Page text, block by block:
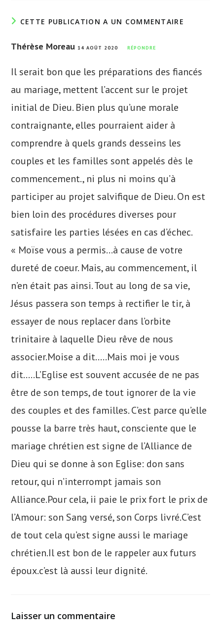
CETTE PUBLICATION A UN COMMENTAIRE
Thérèse Moreau 14 AOÛT 2020 RÉPONDRE
Il serait bon que les préparations des fiancés
au mariage, mettent l’accent sur le projet
initial de Dieu. Bien plus qu’une morale
contraignante, elles pourraient aider à
comprendre à quels grands desseins les
couples et les familles sont appelés dès le
commencement., ni plus ni moins qu’à
participer au projet salvifique de Dieu. On est
bien loin des procédures diverses pour
satisfaire les parties lésées en cas d’échec.
« Moïse vous a permis…à cause de votre
dureté de coeur. Mais, au commencement, il
n’en était pas ainsi. Tout au long de sa vie,
Jésus passera son temps à rectifier le tir, à
essayer de nous replacer dans l’orbite
trinitaire à laquelle Dieu rêve de nous
associer.Moise a dit…..Mais moi je vous
dit…..L’Eglise est souvent accusée de ne pas
être de son temps, de tout ignorer de la vie
des couples et des familles. C’est parce qu’elle
pousse la barre très haut, consciente que le
mariage chrétien est signe de l’Alliance de
Dieu qui se donne à son Eglise: don sans
retour, qui n’interrompt jamais son
Alliance.Pour cela, ii paie le prix fort le prix de
l’Amour: son Sang versé, son Corps livré.C’est
de tout cela qu’est signe aussi le mariage
chrétien.Il est bon de le rappeler aux futurs
époux.c’est là aussi leur dignité.
Laisser un commentaire